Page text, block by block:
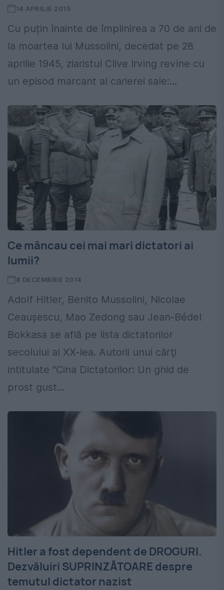
14 APRILIE 2015
Cu puțin înainte de împlinirea a 70 de ani de
la moartea lui Mussolini, decedat pe 28
aprilie 1945, ziaristul Clive Irving revine cu
un episod marcant al carierei sale:...
Ce mâncau cei mai mari dictatori ai
lumii?
8 DECEMBRIE 2014
Adolf Hitler, Benito Mussolini, Nicolae
Ceauşescu, Mao Zedong sau Jean-Bédel
Bokkasa se află pe lista dictatorilor
secolului al XX-lea. Autorii unui cărţi
intitulate "Cina Dictatorilor: Un ghid de
prost gust...
Hitler a fost dependent de DROGURI.
Dezvăluiri SUPRINZĂTOARE despre
temutul dictator nazist